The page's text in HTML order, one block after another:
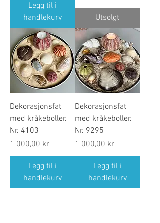
Legg til i
handlekurv
Utsolgt
Dekorasjonsfat
med kråkeboller.
Nr. 4103
Pris
1 000,00 kr
Legg til i
handlekurv
Dekorasjonsfat
med kråkeboller.
Nr. 9295
Pris
1 000,00 kr
Legg til i
handlekurv